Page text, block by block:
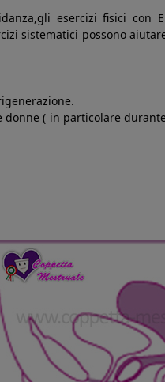
esercizi fisici con
sistematici possono
donne ( in particolare